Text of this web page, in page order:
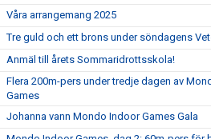
Våra arrangemang 2025
Tre guld och ett brons under söndagens
Anmäl till årets Sommaridrottsskola!
Flera 200m-pers under tredje dagen av
Games
Johanna vann Mondo Indoor Games Gala